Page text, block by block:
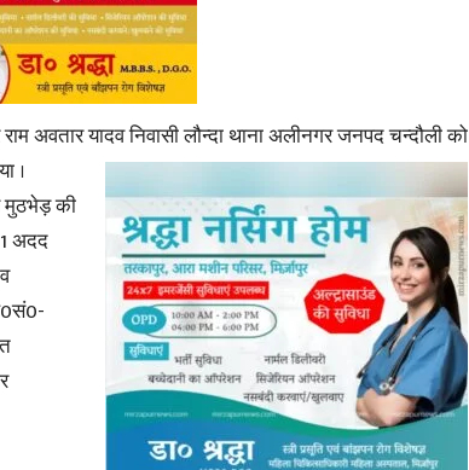
News
Paper
अवतार यादव निवासी लौन्दा थानाअलीनगर जनपद चन्दौली को
।
मुठभेड़ की
अदद